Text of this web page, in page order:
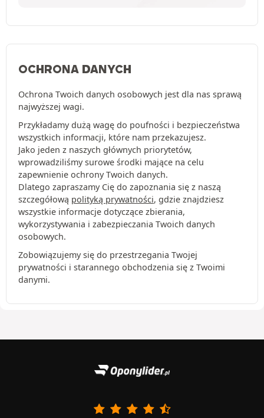
OCHRONA DANYCH
Ochrona Twoich danych osobowych jest dla nas sprawą
najwyższej wagi.
Przykładamy dużą wagę do poufności i bezpieczeństwa
wszystkich informacji, które nam przekazujesz.
Jako jeden z naszych głównych priorytetów,
wprowadziliśmy surowe środki mające na celu
zapewnienie ochrony Twoich danych.
Dlatego zapraszamy Cię do zapoznania się z naszą
szczegółową polityką prywatności, gdzie znajdziesz
wszystkie informacje dotyczące zbierania,
wykorzystywania i zabezpieczania Twoich danych
osobowych.
Zobowiązujemy się do przestrzegania Twojej
prywatności i starannego obchodzenia się z Twoimi
danymi.